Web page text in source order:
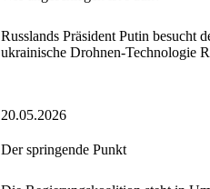
Russlands Präsident Putin besucht
ukrainische Drohnen-Technologie
20.05.2026
Der springende Punkt